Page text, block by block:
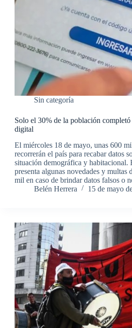
Sin categoría
Solo el 30% de la población completó
digital
El miércoles 18 de mayo, unas 600
recorrerán el país para recabar datos
situación demográfica y habitacional.
presenta algunas novedades y multas
mil en caso de brindar datos falsos o
Belén Herrera
15 de mayo